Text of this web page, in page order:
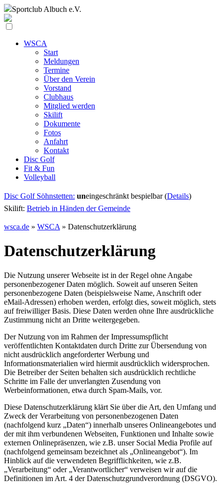
Sportclub Albuch e.V.
WSCA
Start
Meldungen
Termine
Über den Verein
Vorstand
Clubhaus
Mitglied werden
Skilift
Dokumente
Fotos
Anfahrt
Kontakt
Disc Golf
Fit & Fun
Volleyball
Disc Golf Söhnstetten: uneingeschränkt bespielbar (Details)
Skilift: Betrieb in Händen der Gemeinde
wsca.de » WSCA » Datenschutzerklärung
Datenschutzerklärung
Die Nutzung unserer Webseite ist in der Regel ohne Angabe
personenbezogener Daten möglich. Soweit auf unseren Seiten
personenbezogene Daten (beispielsweise Name, Anschrift oder
eMail-Adressen) erhoben werden, erfolgt dies, soweit möglich, stets
auf freiwilliger Basis. Diese Daten werden ohne Ihre ausdrückliche
Zustimmung nicht an Dritte weitergegeben.
Der Nutzung von im Rahmen der Impressumspflicht
veröffentlichten Kontaktdaten durch Dritte zur Übersendung von
nicht ausdrücklich angeforderter Werbung und
Informationsmaterialien wird hiermit ausdrücklich widersprochen.
Die Betreiber der Seiten behalten sich ausdrücklich rechtliche
Schritte im Falle der unverlangten Zusendung von
Werbeinformationen, etwa durch Spam-Mails, vor.
Diese Datenschutzerklärung klärt Sie über die Art, den Umfang und
Zweck der Verarbeitung von personenbezogenen Daten
(nachfolgend kurz „Daten“) innerhalb unseres Onlineangebotes und
der mit ihm verbundenen Webseiten, Funktionen und Inhalte sowie
externen Onlinepräsenzen, wie z.B. unser Social Media Profile auf
(nachfolgend gemeinsam bezeichnet als „Onlineangebot“). Im
Hinblick auf die verwendeten Begrifflichkeiten, wie z.B.
„Verarbeitung“ oder „Verantwortlicher“ verweisen wir auf die
Definitionen im Art. 4 der Datenschutzgrundverordnung (DSGVO).